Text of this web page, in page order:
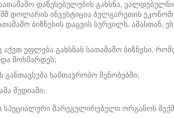
დაწესებულების გახსნა,
დოლარის ინვესტიცია ბულგარეთის
ბიზნესის დაცვის სურვილს. ამასთან,
აქვთ უფლება გახსნან სათამაშო ბიზნესი,
მოხმარდეს;
სამთავრობო შენობებში;
მედიაში;
მარეგულირებელი ორგანოს